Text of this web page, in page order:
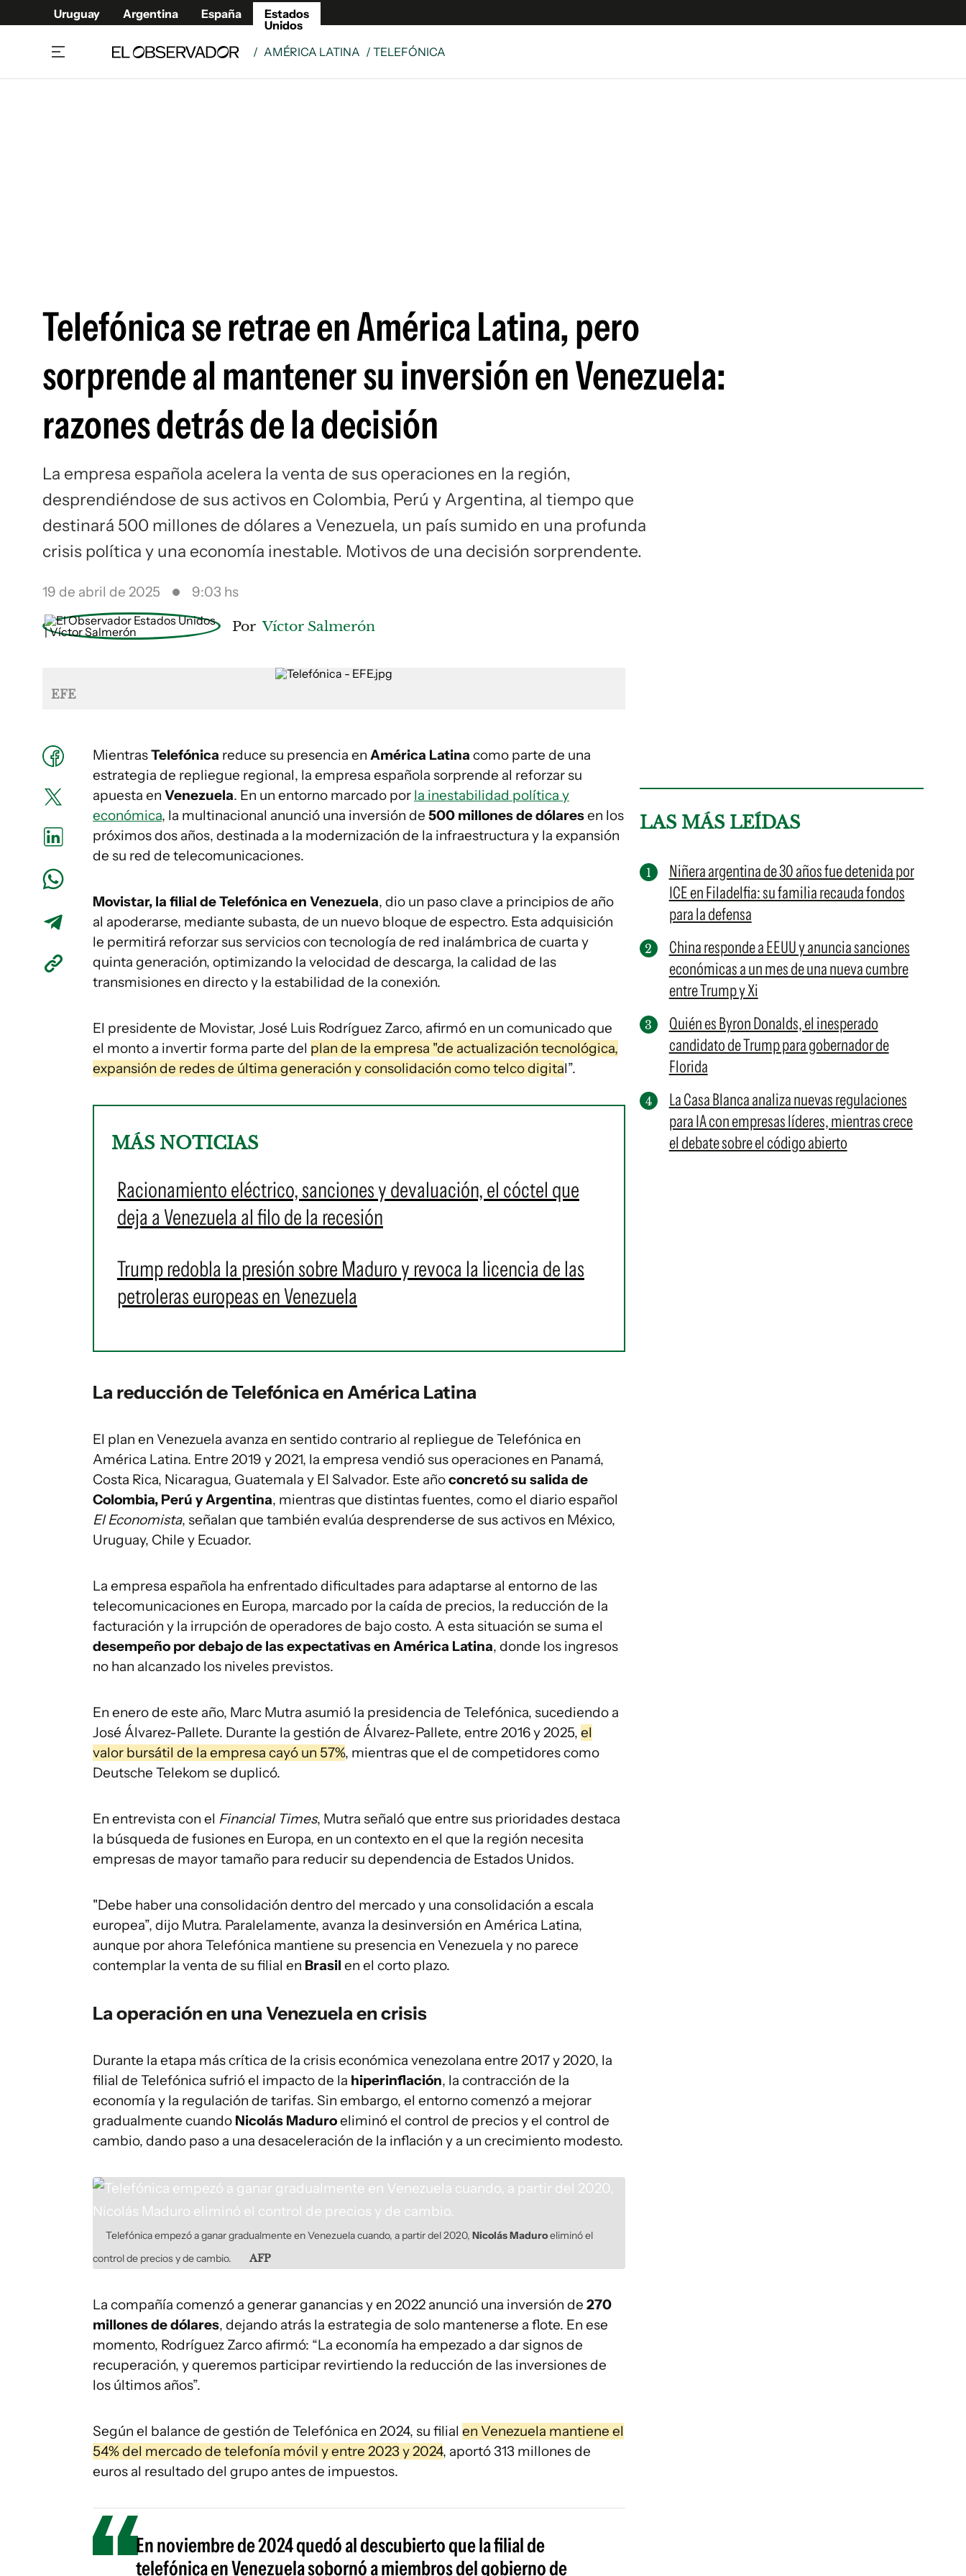
Uruguay Argentina España
Estados
Unidos
Siguenos en:
/ AMÉRICA LATINA / TELEFÓNICA
Telefónica se retrae en América Latina, pero
sorprende al mantener su inversión en Venezuela:
razones detrás de la decisión
La empresa española acelera la venta de sus operaciones en la región,
desprendiéndose de sus activos en Colombia, Perú y Argentina, al tiempo que
destinará 500 millones de dólares a Venezuela, un país sumido en una profunda
crisis política y una economía inestable. Motivos de una decisión sorprendente.
19 de abril de 2025 9:03 hs
Por Víctor Salmerón
EFE
MientrasTelefónica reduce su presencia en América Latina como parte de una
estrategia de repliegue regional, la empresa española sorprende al reforzar su
apuesta en Venezuela. En un entorno marcado por la inestabilidad política y
económica, la multinacional anunció una inversión de 500 millones de dólaresen los
próximos dos años, destinada a la modernización de la infraestructura y la expansión
de su red de telecomunicaciones.
Movistar, la filial de Telefónica en Venezuela, dio un paso clave a principios de año
al apoderarse, mediante subasta, de un nuevo bloque de espectro. Esta adquisición
le permitirá reforzar sus servicios con tecnología de red inalámbrica de cuarta y
quinta generación, optimizando la velocidad de descarga, la calidad de las
transmisiones en directo y la estabilidad de la conexión.
El presidente de Movistar, José Luis Rodríguez Zarco, afirmó en un comunicado que
el monto a invertir forma parte del plan de la empresa "de actualización tecnológica,
expansión de redes de última generación y consolidación como telco digital”.
MÁS NOTICIAS
Racionamiento eléctrico, sanciones y devaluación, el cóctel que
deja a Venezuela al filo de la recesión
Trump redobla la presión sobre Maduro y revoca la licencia de las
petroleras europeas en Venezuela
La reducción de Telefónica en América Latina
El plan en Venezuela avanza en sentido contrario al repliegue de Telefónica en
América Latina. Entre 2019 y 2021, la empresa vendió sus operaciones en Panamá,
Costa Rica, Nicaragua, Guatemala y El Salvador. Este añoconcretó su salida de
Colombia, Perú y Argentina, mientras que distintas fuentes, como el diario español
El Economista, señalan que también evalúa desprenderse de sus activos en México,
Uruguay, Chile y Ecuador.
La empresa española ha enfrentado dificultades para adaptarse al entorno de las
telecomunicaciones en Europa, marcado por la caída de precios, la reducción de la
facturación y la irrupción de operadores de bajo costo. A esta situación se suma el
desempeño por debajo de las expectativas en América Latina, donde los ingresos
no han alcanzado los niveles previstos.
En enero de este año, Marc Mutra asumió la presidencia de Telefónica, sucediendo a
José Álvarez-Pallete. Durante la gestión de Álvarez-Pallete, entre 2016 y 2025, el
valor bursátil de la empresa cayó un 57%, mientras que el de competidores como
Deutsche Telekom se duplicó.
En entrevista con el Financial Times, Mutra señaló que entre sus prioridades destaca
la búsqueda de fusiones en Europa, en un contexto en el que la región necesita
empresas de mayor tamaño para reducir su dependencia de Estados Unidos.
"Debe haber una consolidación dentro del mercado y una consolidación a escala
europea”, dijo Mutra. Paralelamente, avanza la desinversión en América Latina,
aunque por ahora Telefónica mantiene su presencia en Venezuela y no parece
contemplar la venta de su filial en Brasil en el corto plazo.
La operación en una Venezuela en crisis
Durante la etapa más crítica de la crisis económica venezolana entre 2017 y 2020, la
filial de Telefónica sufrió el impacto de la hiperinflación, la contracción de la
economía y la regulación de tarifas. Sin embargo, el entorno comenzó a mejorar
gradualmente cuando Nicolás Maduroeliminó el control de precios y el control de
cambio, dando paso a una desaceleración de la inflación y a un crecimiento modesto.
Telefónica empezó a ganar gradualmente en Venezuela cuando, a partir del 2020, Nicolás Maduroeliminó el
control de precios y de cambio.
AFP
La compañía comenzó a generar ganancias y en 2022 anunció una inversión de 270
millones de dólares, dejando atrás la estrategia de solo mantenerse a flote. En ese
momento, Rodríguez Zarco afirmó: “La economía ha empezado a dar signos de
recuperación, y queremos participar revirtiendo la reducción de las inversiones de
los últimos años”.
Según el balance de gestión de Telefónica en 2024, su filial en Venezuela mantiene el
54% del mercado de telefonía móvil y entre 2023 y 2024, aportó 313 millones de
euros al resultado del grupo antes de impuestos.
En noviembre de 2024 quedó al descubierto que la filial de
telefónica en Venezuela sobornó a miembros del gobierno de
LAS MÁS LEÍDAS
Niñera argentina de 30 años fue detenida por
ICE en Filadelfia: su familia recauda fondos
para la defensa
China responde a EEUU y anuncia sanciones
económicas a un mes de una nueva cumbre
entre Trump y Xi
Quién es Byron Donalds, el inesperado
candidato de Trump para gobernador de
Florida
La Casa Blanca analiza nuevas regulaciones
para IA con empresas líderes, mientras crece
el debate sobre el código abierto